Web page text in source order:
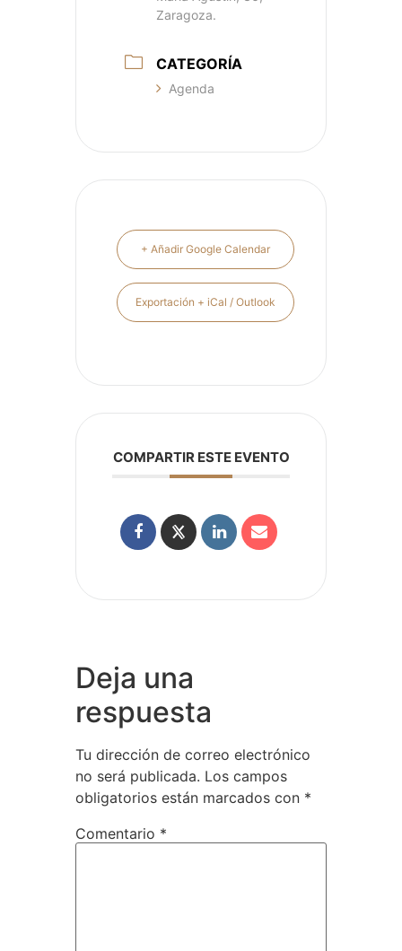
Zaragoza.
CATEGORÍA
Agenda
+ Añadir Google Calendar
Exportación + iCal / Outlook
COMPARTIR ESTE EVENTO
Deja una
respuesta
Tu dirección de correo electrónico
no será publicada. Los campos
obligatorios están marcados con *
Comentario *